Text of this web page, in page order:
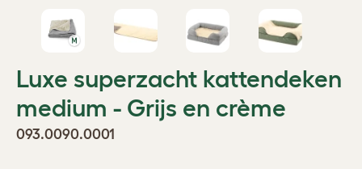
Luxe superzacht kattendeken
medium - Grijs en crème
093.0090.0001